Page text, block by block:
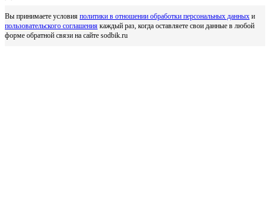
Вы принимаете условия политики в отношении обработки персональных данных и
пользовательского соглашения каждый раз, когда оставляете свои данные в любой
форме обратной связи на сайте sodbik.ru